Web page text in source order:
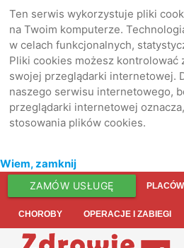
Ten serwis wykorzystuje pliki
na Twoim komputerze.
w celach funkcjonalnych,
Pliki cookies możesz kontrolować
swojej przeglądarki internetowej.
naszego serwisu internetowego,
przeglądarki internetowej
stosowania plików cookies.
Wiem, zamknij
ZAMÓW USŁUGĘ
CHOROBY OPERACJE I ZABIEGI